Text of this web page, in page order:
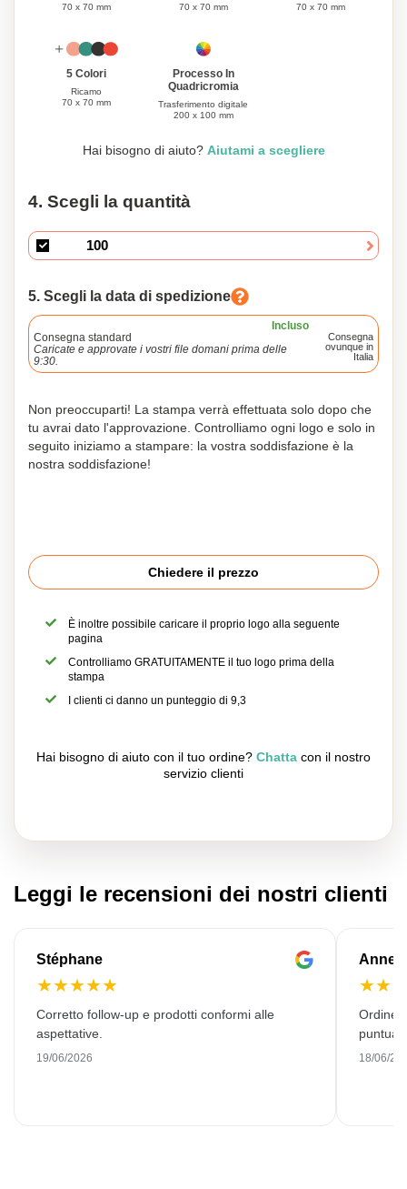
70 x 70 mm
70 x 70 mm
70 x 70 mm
5 Colori
Ricamo
70 x 70 mm
Processo In
Quadricromia
Trasferimento digitale
200 x 100 mm
Hai bisogno di aiuto? Aiutami a scegliere
4. Scegli la quantità
5. Scegli la data di spedizione
Incluso
Consegna standard
Caricate e approvate i vostri file domani prima delle
9:30.
Consegna
ovunque in
Italia
Non preoccuparti! La stampa verrà effettuata solo dopo che
tu avrai dato l'approvazione. Controlliamo ogni logo e solo in
seguito iniziamo a stampare: la vostra soddisfazione è la
nostra soddisfazione!
Chiedere il prezzo
È inoltre possibile caricare il proprio logo alla seguente
pagina
Controlliamo GRATUITAMENTE il tuo logo prima della
stampa
I clienti ci danno un punteggio di 9,3
Hai bisogno di aiuto con il tuo ordine? Chatta con il nostro
servizio clienti
Leggi le recensioni dei nostri clienti
Stéphane
★★★★★
Corretto follow-up e prodotti conformi alle
aspettative.
19/06/2026
Anne-
★★
Ordine
18/06/